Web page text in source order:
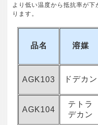
より低い温度から抵抗率が
ります。
品名 溶媒
AGK103 ドデカン
AGK104
テトラ
デカン